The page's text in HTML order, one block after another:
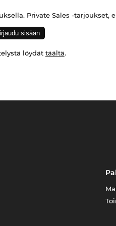
Private Sales -
löydät täältä.